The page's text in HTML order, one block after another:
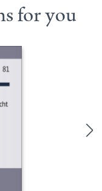
for you